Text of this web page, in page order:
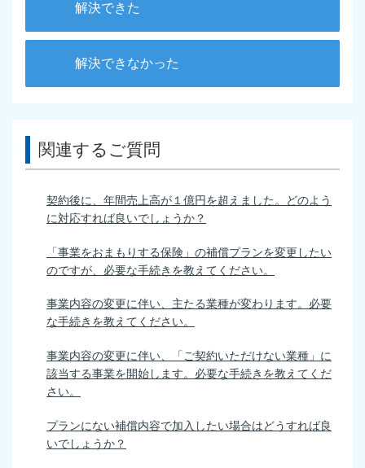
解決できた
解決できなかった
関連するご質問
契約後に、年間売上高が１億円を超えました。どのよう
に対応すれば良いでしょうか？
「事業をおまもりする保険」の補償プランを変更したい
のですが、必要な手続きを教えてください。
事業内容の変更に伴い、主たる業種が変わります。必要
な手続きを教えてください。
事業内容の変更に伴い、「ご契約いただけない業種」に
該当する事業を開始します。必要な手続きを教えてくだ
さい。
プランにない補償内容で加入したい場合はどうすれば良
いでしょうか？